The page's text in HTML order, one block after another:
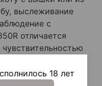
выслеживание
с
отличается
управления в
18 лет